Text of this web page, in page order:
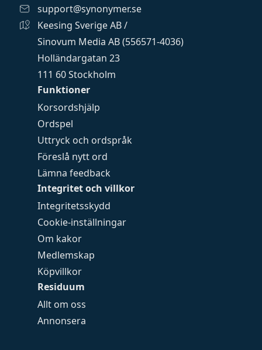
Funktioner
Korsordshjälp
Ordspel
Uttryck och ordspråk
Föreslå nytt ord
Lämna feedback
Integritet och villkor
Integritetsskydd
Cookie-inställningar
Om kakor
Medlemskap
Köpvillkor
Residuum
Allt om oss
Annonsera
support@synonymer.se
Keesing Sverige AB /
Sinovum Media AB (556571-4036)
Holländargatan 23
111 60 Stockholm